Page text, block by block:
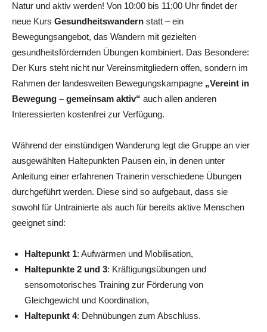
Natur und aktiv werden! Von 10:00 bis 11:00 Uhr findet der
neue Kurs Gesundheitswandern statt – ein
Bewegungsangebot, das Wandern mit gezielten
gesundheitsfördernden Übungen kombiniert. Das Besondere:
Der Kurs steht nicht nur Vereinsmitgliedern offen, sondern im
Rahmen der landesweiten Bewegungskampagne „Vereint in
Bewegung – gemeinsam aktiv“ auch allen anderen
Interessierten kostenfrei zur Verfügung.
Während der einstündigen Wanderung legt die Gruppe an vier
ausgewählten Haltepunkten Pausen ein, in denen unter
Anleitung einer erfahrenen Trainerin verschiedene Übungen
durchgeführt werden. Diese sind so aufgebaut, dass sie
sowohl für Untrainierte als auch für bereits aktive Menschen
geeignet sind:
Haltepunkt 1: Aufwärmen und Mobilisation,
Haltepunkte 2 und 3: Kräftigungsübungen und
sensomotorisches Training zur Förderung von
Gleichgewicht und Koordination,
Haltepunkt 4: Dehnübungen zum Abschluss.